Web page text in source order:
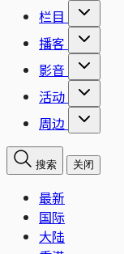
栏目
播客
影音
活动
周边
搜索 关闭
最新
国际
大陆